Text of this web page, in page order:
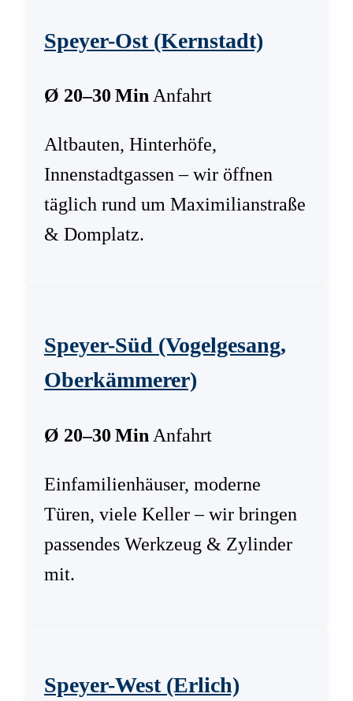
Speyer-Ost (Kernstadt)
Ø 20–30 MinAnfahrt
Altbauten, Hinterhöfe,
Innenstadtgassen – wir öffnen
täglich rund um Maximilianstraße
& Domplatz.
Speyer-Süd (Vogelgesang,
Oberkämmerer)
Ø 20–30 Min Anfahrt
Einfamilienhäuser, moderne
Türen, viele Keller – wir bringen
passendes Werkzeug & Zylinder
mit.
Speyer-West (Erlich)